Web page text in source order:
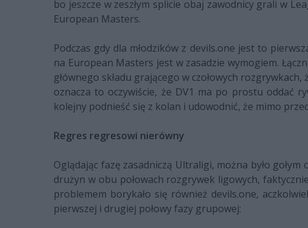
bo jeszcze w zeszłym splicie obaj zawodnicy grali w
European Masters.
Podczas gdy dla młodzików z devils.one jest to
na European Masters jest w zasadzie wymogiem.
głównego składu grającego w czołowych
oznacza to oczywiście, że DV1 ma po prostu oddać
kolejny podnieść się z kolan i udowodnić, że mimo
Regres regresowi nierówny
Oglądając fazę zasadniczą Ultraligi, można było gołym
drużyn w obu połowach rozgrywek ligowych,
problemem borykało się również devils.one,
pierwszej i drugiej połowy fazy grupowej: